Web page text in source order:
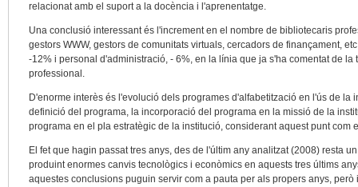
relacionat amb el suport a la docència i l'aprenentatge.
Una conclusió interessant és l'increment en el nombre de bibliotecaris
gestors WWW, gestors de comunitats virtuals, cercadors de finançament,
-12% i personal d'administració, - 6%, en la línia que ja s'ha comentat de
professional.
D'enorme interès és l'evolució dels programes d'alfabetització en l'ús de la
definició del programa, la incorporació del programa en la missió de la
programa en el pla estratègic de la institució, considerant aquest punt com
El fet que hagin passat tres anys, des de l'últim any analitzat (2008) resta
produint enormes canvis tecnològics i econòmics en aquests tres últims
aquestes conclusions puguin servir com a pauta per als propers anys,